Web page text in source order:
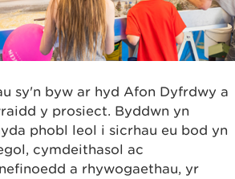
sy'n byw ar hyd Afon Dyfrdwy a
y prosiect. Byddwn yn
phobl leol i sicrhau eu bod yn
cymdeithasol ac
a rhywogaethau, yr